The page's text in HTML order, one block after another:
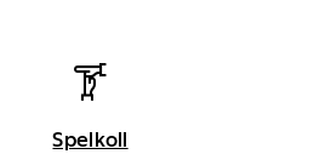
Spelkoll